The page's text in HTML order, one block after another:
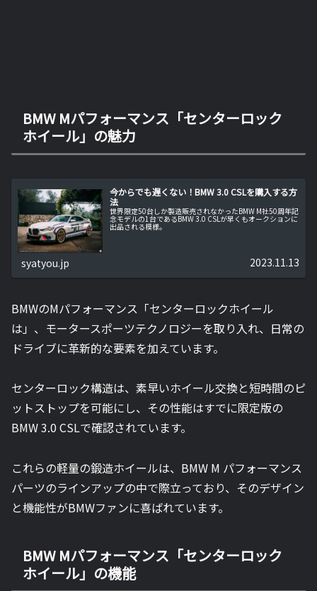
BMW Mパフォーマンス「センターロック
ホイール」の魅力
今からでも遅くない！BMW 3.0 CSLを購入する方
法
世界限定50台しか製造販売されなかったBMW M社50周年記
念モデルの1台であるBMW 3.0 CSLが早くもオークションに
出品される模様。
syatyou.jp 2023.11.13
BMWのMパフォーマンス「センターロックホイール
は」、モータースポーツテクノロジーを取り入れ、日常の
ドライブに革新的な要素を加えています。
センターロック構造は、素早いホイール交換と短時間のピ
ットストップを可能にし、その性能はすでに限定版の
BMW 3.0 CSLで確認されています。
これらの軽量の鍛造ホイールは、BMW M パフォーマンス
パーツのラインアップの中で際立っており、そのデザイン
と機能性がBMWファンに喜ばれています。
BMW Mパフォーマンス「センターロック
ホイール」の機能